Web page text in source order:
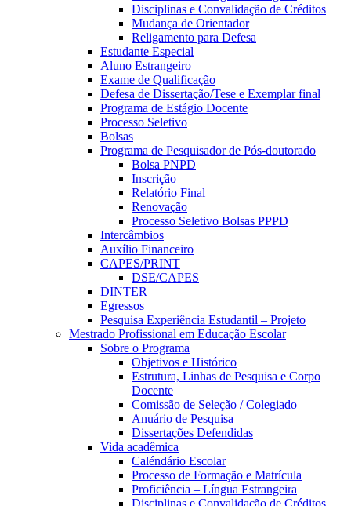
Disciplinas e Convalidação de Créditos
Mudança de Orientador
Religamento para Defesa
Estudante Especial
Aluno Estrangeiro
Exame de Qualificação
Defesa de Dissertação/Tese e Exemplar final
Programa de Estágio Docente
Processo Seletivo
Bolsas
Programa de Pesquisador de Pós-doutorado
Bolsa PNPD
Inscrição
Relatório Final
Renovação
Processo Seletivo Bolsas PPPD
Intercâmbios
Auxílio Financeiro
CAPES/PRINT
DSE/CAPES
DINTER
Egressos
Pesquisa Experiência Estudantil – Projeto
Mestrado Profissional em Educação Escolar
Sobre o Programa
Objetivos e Histórico
Estrutura, Linhas de Pesquisa e Corpo
Docente
Comissão de Seleção / Colegiado
Anuário de Pesquisa
Dissertações Defendidas
Vida acadêmica
Caléndário Escolar
Processo de Formação e Matrícula
Proficiência – Língua Estrangeira
Disciplinas e Convalidação de Créditos